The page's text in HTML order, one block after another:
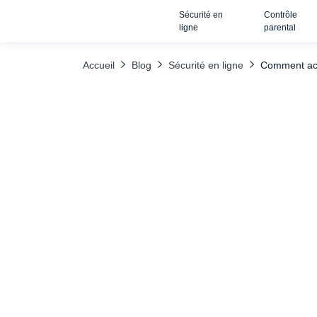
Sécurité en
ligne
Contrôle
parental
Accueil Blog Sécurité en ligne Comment
TABLE DES MATIÈRES
Des applications alternatives pour entrer